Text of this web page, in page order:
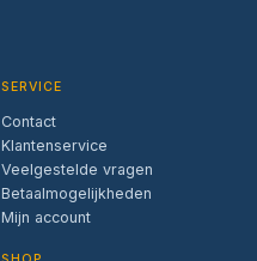
SERVICE
Contact
Klantenservice
Veelgestelde vragen
Betaalmogelijkheden
Mijn account